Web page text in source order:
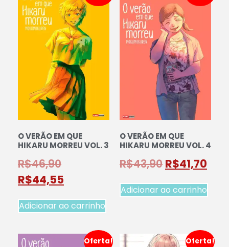
O VERÃO EM QUE
HIKARU MORREU VOL. 3
R$46,90
R$44,55
Adicionar ao carrinho
O VERÃO EM QUE
HIKARU MORREU VOL. 4
R$43,90 R$41,70
Adicionar ao carrinho
Oferta! Oferta!